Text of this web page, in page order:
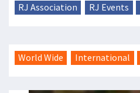
RJ Association RJ Events
World Wide International